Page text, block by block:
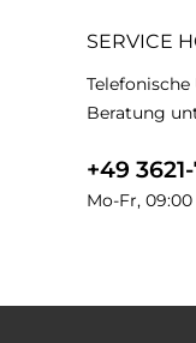
SERVICE
Beratung
+49
Mo-Fr, 09:00